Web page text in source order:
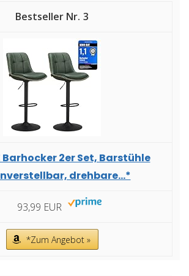
3
Barhocker 2er Set, Barstühle
drehbare...*
93,99 EUR
*Zum Angebot »